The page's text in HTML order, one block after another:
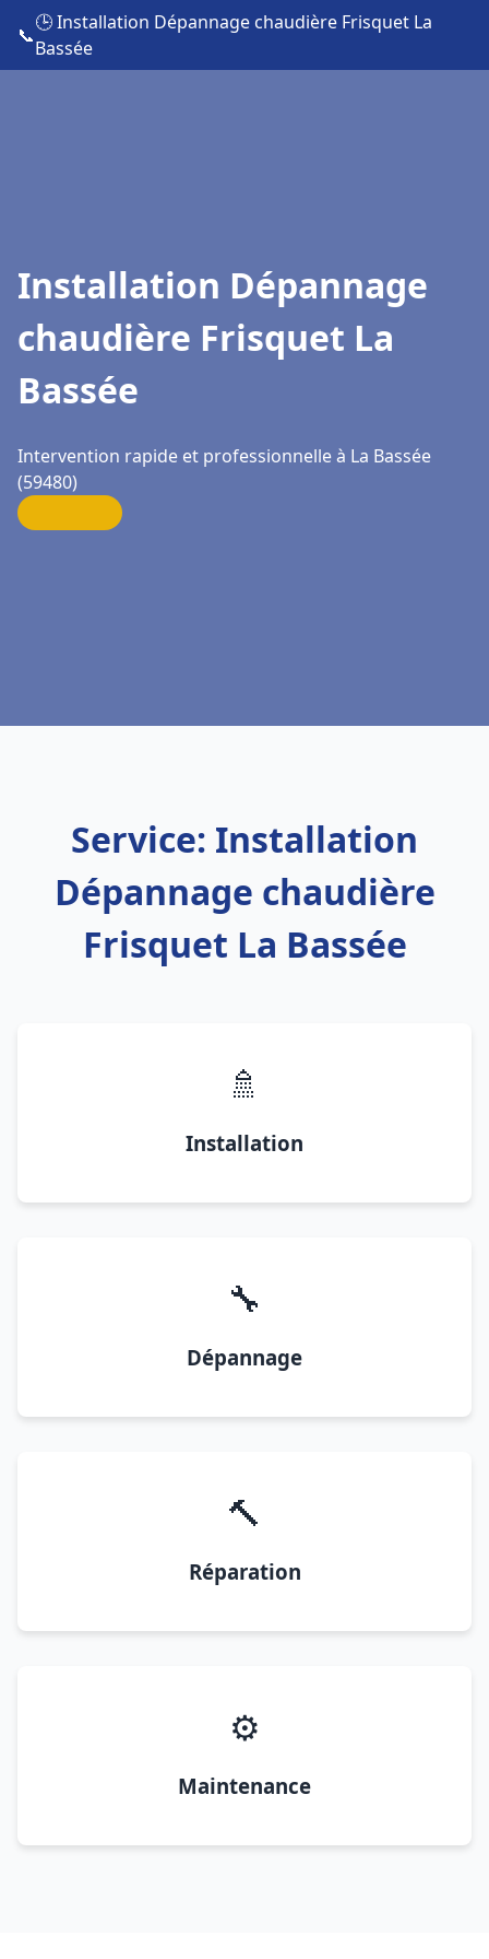
📞
🕒 Installation Dépannage chaudière Frisquet La
Bassée
Installation Dépannage
chaudière Frisquet La
Bassée
Intervention rapide et professionnelle à La Bassée
(59480)
Service: Installation
Dépannage chaudière
Frisquet La Bassée
🚿
Installation
🔧
Dépannage
🔨
Réparation
⚙️
Maintenance